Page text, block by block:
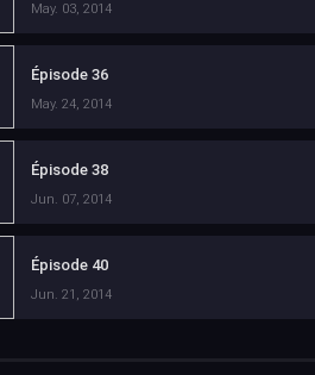
May. 03, 2014
Épisode 36
May. 24, 2014
Épisode 38
Jun. 07, 2014
Épisode 40
Jun. 21, 2014